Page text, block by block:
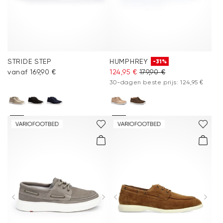
STRIDE STEP
vanaf 169,90 €
HUMPHREY -31%
124,95 € 179,90 €
30-dagen beste prijs: 124,95 €